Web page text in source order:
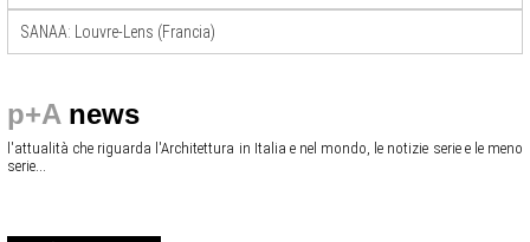
SANAA: Louvre-Lens (Francia)
p+A news
l'attualità che riguarda l'Architettura in Italia e nel mondo, le notizie serie e le meno
serie...